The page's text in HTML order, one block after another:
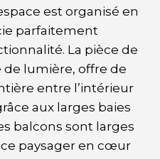
est organisé en
parfaitement
La pièce de
de lumière, offre de
entre l’intérieur
aux larges baies
balcons sont larges
paysager en cœur